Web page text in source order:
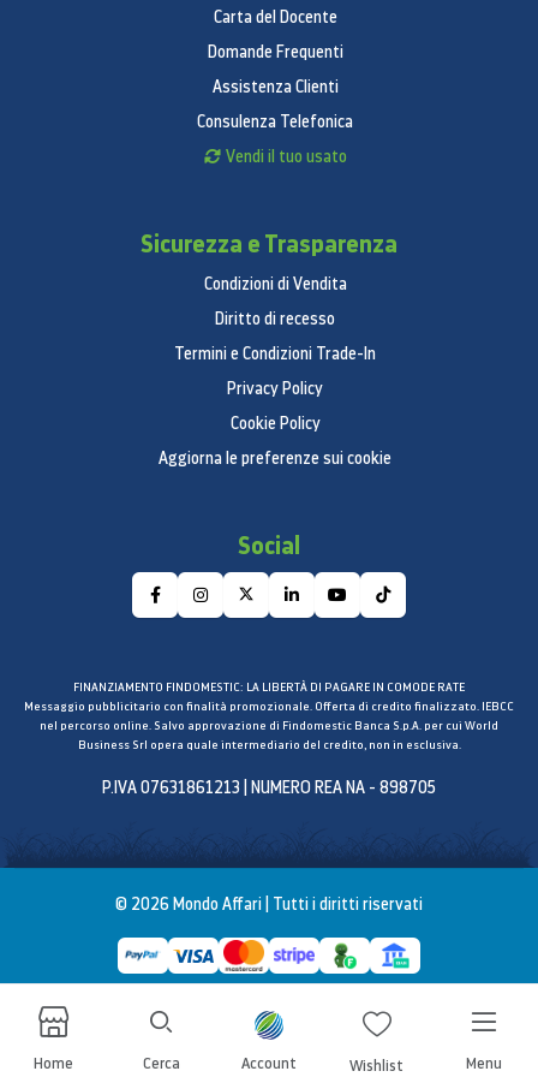
Home Cerca Account Wishlist Menu
approssimativamente pari all'81% della capacità
di memoria totale indicata.
Supporto memoria esterna: microSD (fino a 1TB)
Informazioni importanti: Memoria Esterna
MicroSD solo dopo che siano state installate
sulla memoria interna del dispositivo. Alcune
applicazioni potrebbero non consentire il loro
configurazioni adottate dagli sviluppatori.
Tipo di slot SIM: SIM 1 + Ibrido (SIM o MicroSD) o
Embedded SIM
Tipo rete: 2G GSM, 3G WCDMA, 4G LTE FDD, 4G
3G UMTS: B1 (2100), B2 (1900), B4 (AWS), B5
(850), B8 (900)
(AWS), B5 (850), B7 (2600), B8 (900), B12 (700),
(800), B25 (1900), B26 (850), B28 (700),
4G TDD LTE: B38 (2600), B39 (1900), B40 (2300),
B41 (2500)
Connettività
ANT+: Sì
Interfaccia USB: USB Tipo-C
Carta del Docente
Domande Frequenti
Assistenza Clienti
Consulenza Telefonica
Vendi il tuo usato
Sicurezza e Trasparenza
Condizioni di Vendita
Diritto di recesso
Termini e Condizioni Trade-In
Privacy Policy
Cookie Policy
Aggiorna le preferenze sui cookie
Social
FINANZIAMENTO FINDOMESTIC: LA LIBERTÀ DI PAGARE IN COMODE RATE
Messaggio pubblicitario con finalità promozionale. Offerta di credito finalizzato. IEBCC
nel percorso online. Salvo approvazione di Findomestic Banca S.p.A. per cui World
Business Srl opera quale intermediario del credito, non in esclusiva.
P.IVA 07631861213 | NUMERO REA NA - 898705
© 2026 Mondo Affari | Tutti i diritti riservati